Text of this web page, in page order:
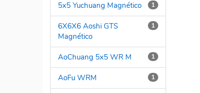
1
5x5 Yuchuang Magnético
1
6X6X6 Aoshi GTS
Magnético
1
AoChuang 5x5 WR M
1
AoFu WRM